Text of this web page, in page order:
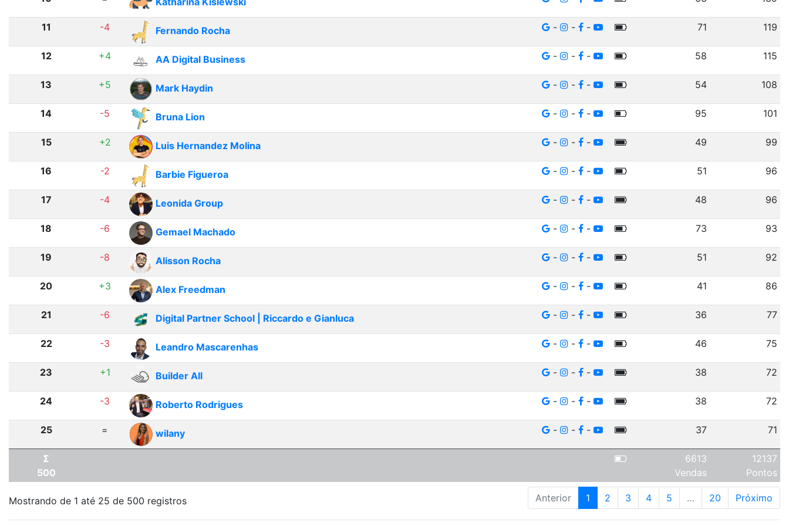
11 -4 Fernando Rocha - - - 71 119
12 +4 AA Digital Business - - - 58 115
13 +5 Mark Haydin - - - 54 108
14 -5 Bruna Lion - - - 95 101
15 +2 Luis Hernandez Molina - - - 49 99
16 -2 Barbie Figueroa - - - 51 96
17 -4 Leonida Group - - - 48 96
18 -6 Gemael Machado - - - 73 93
19 -8 Alisson Rocha - - - 51 92
20 +3 Alex Freedman - - - 41 86
21 -6 Digital Partner School | Riccardo e Gianluca - - - 36 77
22 -3 Leandro Mascarenhas - - - 46 75
23 +1 Builder All - - - 38 72
24 -3 Roberto Rodrigues - - - 38 72
25 = wilany - - - 37 71
Σ
500
6613
Vendas
12137
Pontos
Mostrando de 1 até 25 de 500 registros Anterior 1 2 3 4 5 … 20 Próximo